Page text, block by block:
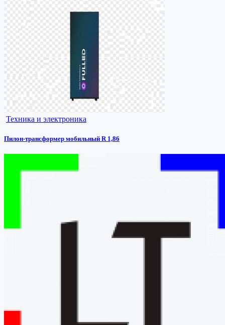
Техника и электроника
Пилон-трансформер мобильный R 1,86